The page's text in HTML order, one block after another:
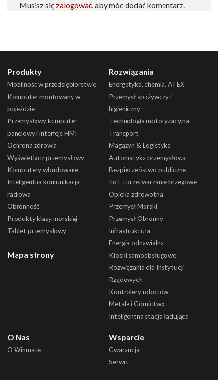
Musisz się zalogować, aby móc dodać komentarz.
Produkty
Mobilność w przedsiębiorstwie
Komputer montowany w
pojeździe
Przemysłowy komputer
panelowy i interfejs HMI
Ochrona zdrowia
Wyświetlacz przemysłowy
Komputery wbudowane
Inteligentna komunikacja
radiowa
Obronność
Produkty klasy morskiej
Tablet przemysłowy
Mapa strony
Rozwiązania
Energetyka, chemia, ATEX
Przemysł spożywczy i
higieniczny
Technologia motoryzacyjna
Transport
Magazyn & Logistyka
Automatyka przemysłowa
Bezpieczeństwo publiczne
IIoT i przetwarzanie brzegowe
Opieka zdrowotna
Przemysł Morski
Przemysł Obronny
Infrastruktura
Energia odnawialna
Kioski samoobsługowe
Rozwiązania dla Instytucji
Rządowych
Kontrolery robotów
Metale i Górnictwo
Inteligentna stacja ładująca
O Nas
O Winmate
Wsparcie
Gwarancja
Serwis